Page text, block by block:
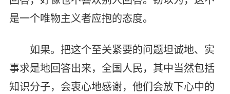
是一个唯物主义者应抱的态度。
如果。把这个至关紧要的问题坦诚地、实
事求是地回答出来，全国人民，其中当然包括
知识分子，会衷心地感谢，他们会放下心中的